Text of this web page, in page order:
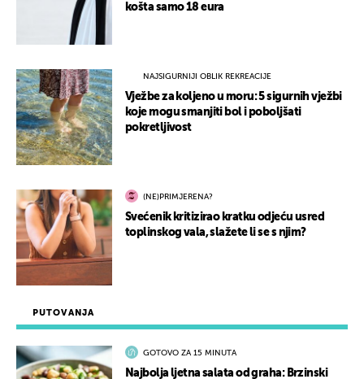
PUTOVANJA
GOTOVO ZA 15 MINUTA
Najbolja ljetna salata od graha: Brzinski
košta samo 18 eura
NAJSIGURNIJI OBLIK REKREACIJE
Vježbe za koljeno u moru: 5 sigurnih vježbi
koje mogu smanjiti bol i poboljšati
pokretljivost
(NE)PRIMJERENA?
Svećenik kritizirao kratku odjeću usred
toplinskog vala, slažete li se s njim?